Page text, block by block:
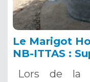
Le Marigot
NB-ITTAS :
Faso, 22-24
Lors de la